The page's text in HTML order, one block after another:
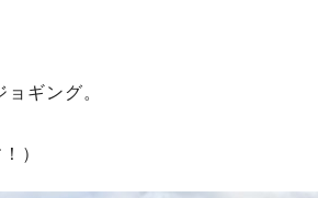
ギング。
）